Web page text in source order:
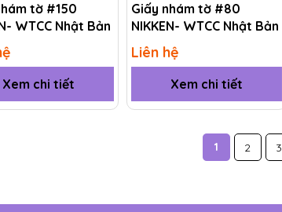
tờ #150
WTCC Nhật Bản
Xem chi tiết
Giấy nhám tờ #80
NIKKEN- WTCC Nhật Bản
Liên hệ
Xem chi tiết
1 2 3